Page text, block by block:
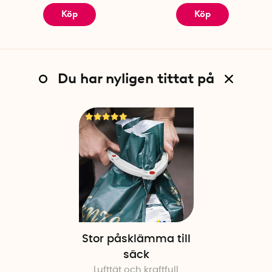
Köp
Köp
Du har nyligen tittat på
Stor påsklämma till
säck
Lufttät och kraftfull